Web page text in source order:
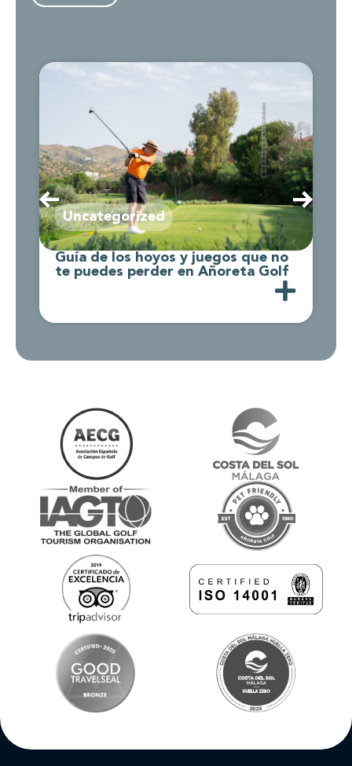
Uncategorized
Guía de los hoyos y juegos que no
te puedes perder en Añoreta Golf